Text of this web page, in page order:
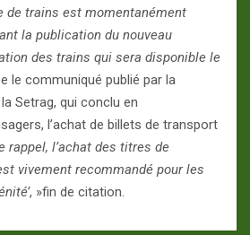
de trains est momentanément
la publication du nouveau
des trains qui sera disponible le
le communiqué publié par la
Setrag, qui conclu en
l’achat de billets de transport
rappel, l’achat des titres de
vivement recommandé pour les
, »fin de citation.